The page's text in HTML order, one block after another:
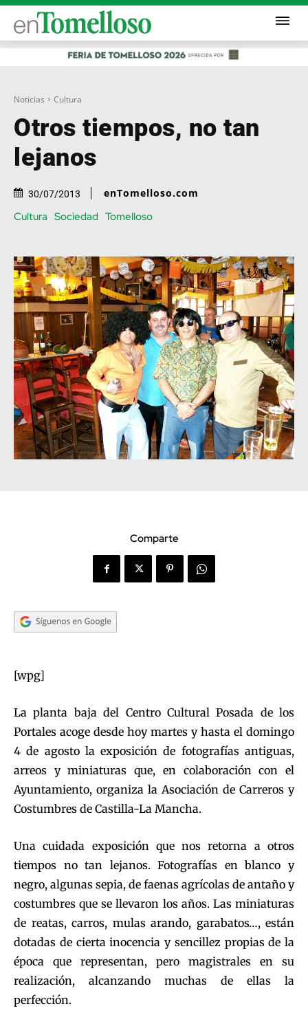
Noticias Cultura
Otros tiempos, no tan
lejanos
30/07/2013 enTomelloso.com
Cultura Sociedad Tomelloso
Comparte
[wpg]
La planta baja del Centro Cultural Posada de los
Portales acoge desde hoy martes y hasta el domingo
4 de agosto la exposición de fotografías antiguas,
arreos y miniaturas que, en colaboración con el
Ayuntamiento, organiza la Asociación de Carreros y
Costumbres de Castilla-La Mancha.
Una cuidada exposición que nos retorna a otros
tiempos no tan lejanos. Fotografías en blanco y
negro, algunas sepia, de faenas agrícolas de antaño y
costumbres que se llevaron los años. Las miniaturas
de reatas, carros, mulas arando, garabatos…, están
dotadas de cierta inocencia y sencillez propias de la
época que representan, pero magistrales en su
realización, alcanzando muchas de ellas la
perfección.